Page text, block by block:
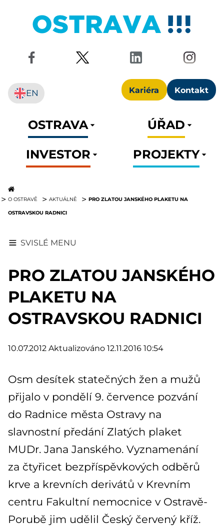
Kariéra Kontakt
EN
OSTRAVA
ÚŘAD
INVESTOR
PROJEKTY
O OSTRAVĚ AKTUÁLNĚ
PRO ZLATOU JANSKÉHO PLAKETU NA
OSTRAVSKOU RADNICI
SVISLÉ MENU
PRO ZLATOU JANSKÉHO
PLAKETU NA
OSTRAVSKOU RADNICI
10.07.2012 Aktualizováno 12.11.2016 10:54
Osm desítek statečných žen a mužů
přijalo v pondělí 9. července pozvání
do Radnice města Ostravy na
slavnostní předání Zlatých plaket
MUDr. Jana Janského. Vyznamenání
za čtyřicet bezpříspěvkových odběrů
krve a krevních derivátů v Krevním
centru Fakultní nemocnice v Ostravě-
Porubě jim udělil Český červený kříž.